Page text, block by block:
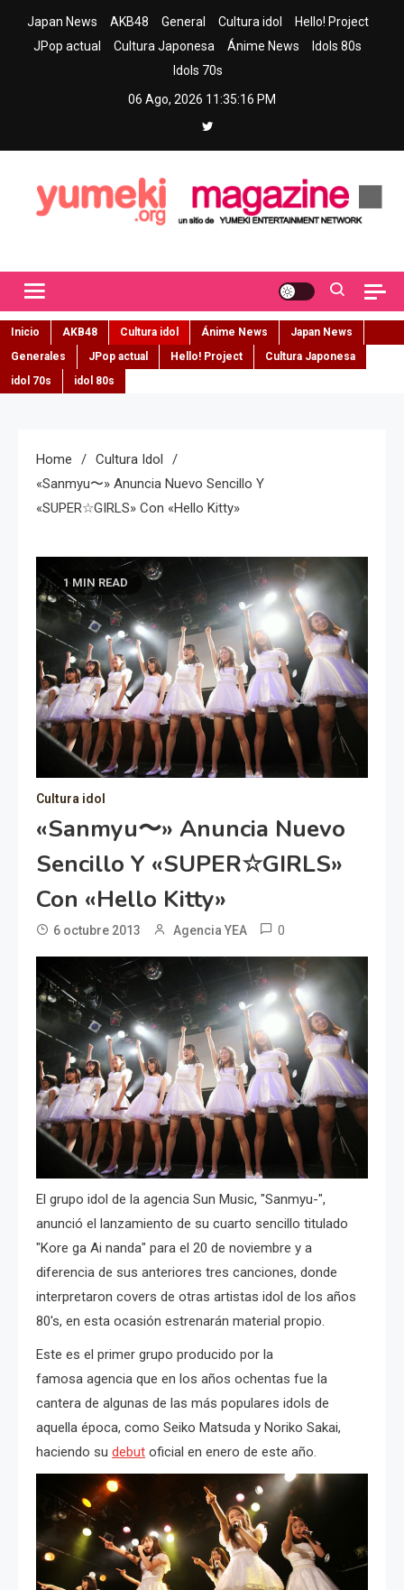
Japan News AKB48 General Cultura idol
Hello! Project
JPop actual
Cultura Japonesa Ánime News
Idols 80s
Idols 70s
06 Ago, 2026 11:35:17 PM
Inicio AKB48 Cultura idol Ánime News
Japan News
Generales
JPop actual Hello! Project
Cultura Japonesa
idol 70s
idol 80s
Home
Cultura Idol
«Sanmyu〜» Anuncia Nuevo Sencillo Y
«SUPER☆GIRLS» Con «Hello Kitty»
1 MIN READ
Cultura idol
«Sanmyu〜» Anuncia Nuevo
Sencillo Y «SUPER☆GIRLS»
Con «Hello Kitty»
6 octubre 2013 Agencia YEA 0
El grupo idol de la agencia Sun Music, "Sanmyu-",
anunció el lanzamiento de su cuarto sencillo titulado
"Kore ga Ai nanda" para el 20 de noviembre y a
diferencia de sus anteriores tres canciones, donde
interpretaron covers de otras artistas idol de los años
80's, en esta ocasión estrenarán material propio.
Este es el primer grupo producido por la
famosa agencia que en los años ochentas fue la
cantera de algunas de las más populares idols de
aquella época, como Seiko Matsuda y Noriko Sakai,
haciendo su debut oficial en enero de este año.